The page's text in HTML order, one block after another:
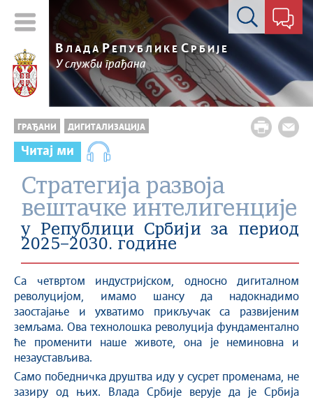
Контакт форма
В ЛАДА РЕПУБЛИКЕ СРБИЈЕ
У служби грађана
ГРАЂАНИ ДИГИТАЛИЗАЦИЈА
Читај ми
Стратегија развоја
вештачке интелигенције
у Републици Србији за период
2025–2030. године
Са четвртом индустријском, односно дигиталном
револуцијом, имамо шансу да надокнадимо
заостајање и ухватимо прикључак са развијеним
земљама. Ова технолошка револуција фундаментално
ће променити наше животе, она је неминовна и
незаустављива.
Само победничка друштва иду у сусрет променама, не
зазиру од њих. Влада Србије верује да је Србија